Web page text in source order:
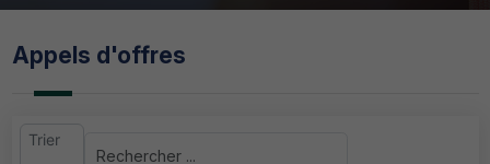
Appels d'offres
Trier